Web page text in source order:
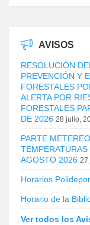
AVISOS
RESOLUCIÓN
PREVENCIÓN Y
FORESTALES
ALERTA POR
FORESTALES
DE 2026 28 julio,
PARTE
AGOSTO 2026 27
Horarios
Horario de la
Ver todos los